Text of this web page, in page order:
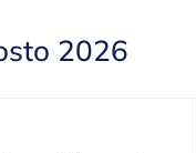
2026